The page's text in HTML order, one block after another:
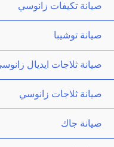
صيانة تكيفات زانوسي
صيانة توشيبا
صيانة ثلاجات ايديال زانوسي
صيانة ثلاجات زانوسي
صيانة جاك